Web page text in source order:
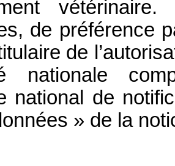
de préférence
de
nationale
national de
» de la